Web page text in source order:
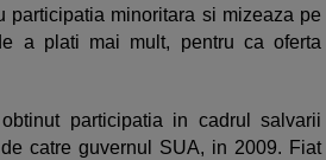
participatia minoritara si mizeaza pe
a plati mai mult, pentru ca oferta
participatia in cadrul salvarii
catre guvernul SUA, in 2009. Fiat